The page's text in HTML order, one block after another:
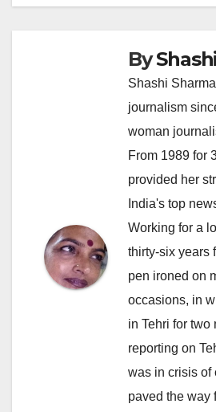
By
Shashi
journalism
woman
From 1989 for
provided her
India's top
Working for a
thirty-six years
pen ironed on
occasions, in
in Tehri for two
reporting on
was in crisis of
paved the way